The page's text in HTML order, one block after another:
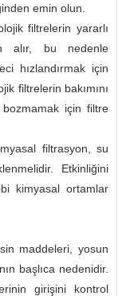
emin olun.
filtrelerin yararlı
alır, bu nedenle
hızlandırmak için
filtrelerin bakımını
için filtre
filtrasyon, su
Etkinliğini
kimyasal ortamlar
maddeleri, yosun
başlıca nedenidir.
girişini kontrol